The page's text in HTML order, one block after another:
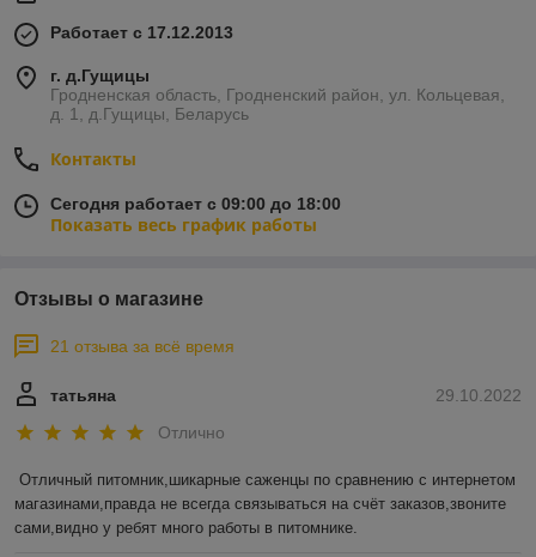
Работает с 17.12.2013
г. д.Гущицы
Гродненская область, Гродненский район, ул. Кольцевая,
д. 1, д.Гущицы, Беларусь
Контакты
Сегодня работает с 09:00 до 18:00
Показать весь график работы
Отзывы о магазине
21 отзыва за всё время
29.10.2022
татьяна
Отлично
Отличный питомник,шикарные саженцы по сравнению с интернетом
магазинами,правда не всегда связываться на счёт заказов,звоните
сами,видно у ребят много работы в питомнике.